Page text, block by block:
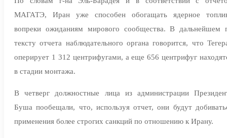
МАГАТЭ, Иран уже способен обогащать ядерное
вопреки ожиданиям мирового сообщества. В дальнейшем
тексту отчета наблюдательного органа говорится, что
оперирует 1 312 центрифугами, а еще 656 центрифуг
в стадии монтажа.
В четверг должностные лица из администрации
Буша пообещали, что, используя отчет, они будут
применения более строгих санкций по отношению к Ирану.